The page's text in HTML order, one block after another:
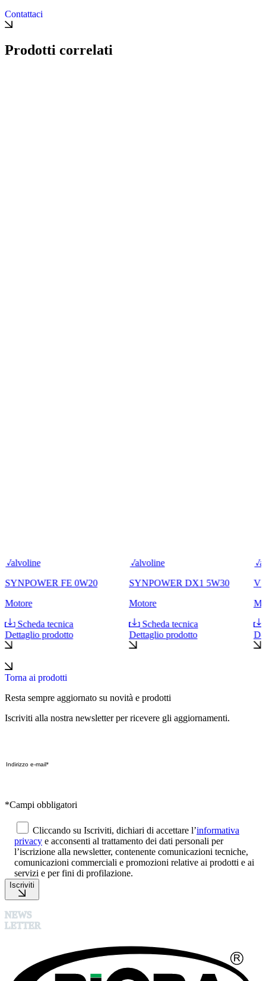
Contattaci
Prodotti correlati
Valvoline
SYNPOWER FE 0W20
Motore
Scheda tecnica
Dettaglio prodotto
Valvoline
SYNPOWER DX1 5W30
Motore
Scheda tecnica
Dettaglio prodotto
Torna ai prodotti
Resta sempre aggiornato su novità e prodotti
Iscriviti alla nostra newsletter per ricevere gli aggiornamenti.
*Campi obbligatori
Cliccando su Iscriviti, dichiari di accettare l’informativa
privacy e acconsenti al trattamento dei dati personali per
l’iscrizione alla newsletter, contenente comunicazioni tecniche,
comunicazioni commerciali e promozioni relative ai prodotti e ai
servizi e per fini di profilazione.
Iscriviti
NEWS
LETTER